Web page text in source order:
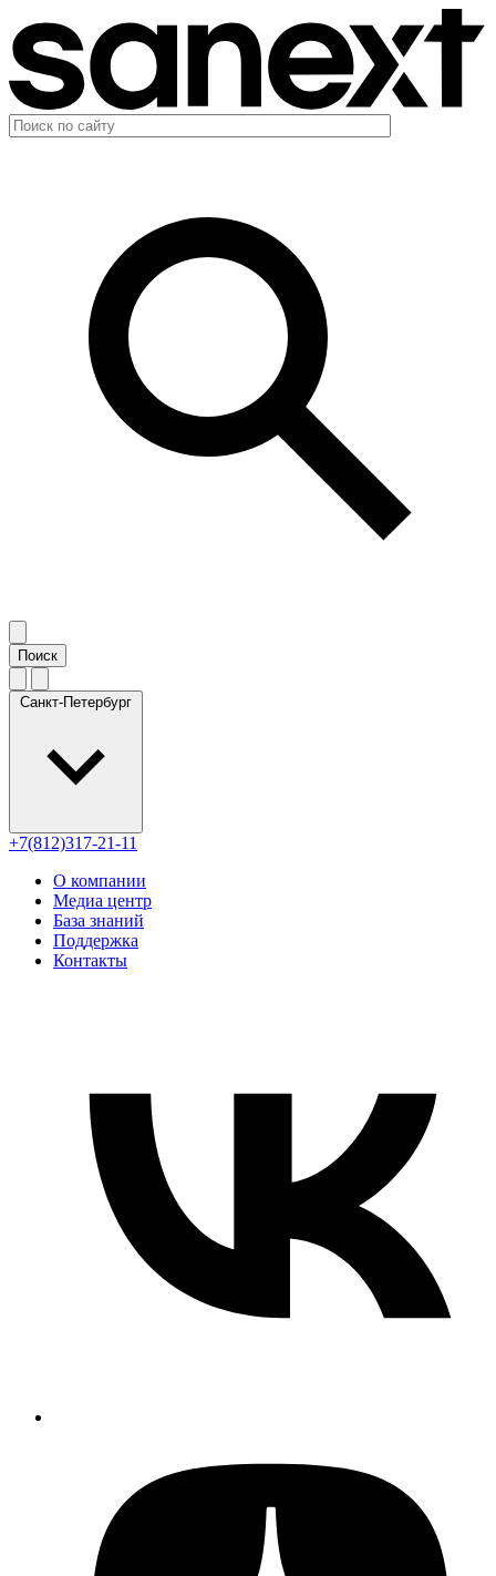
Санкт-Петербург
+7(812)317-21-11
О компании
Медиа центр
База знаний
Поддержка
Контакты